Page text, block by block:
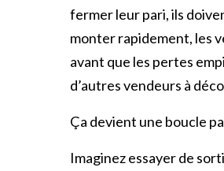
fermer leur pari, ils
monter rapidement, les
avant que les pertes
d’autres vendeurs à
Ça devient une boucle
Imaginez essayer de